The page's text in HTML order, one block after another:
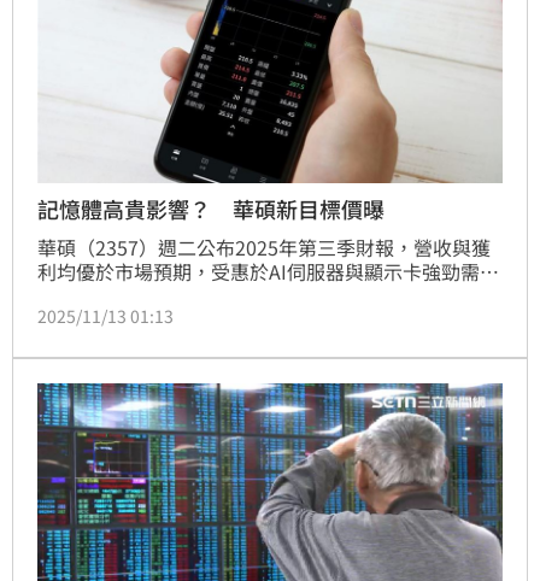
耗大幅低於同等對手。搭載 Snapdragon X2 Elite 處理
器的實際裝置預計將於2026年上半年上市。
記憶體高貴影響？ 華碩新目標價曝
華碩（2357）週二公布2025年第三季財報，營收與獲
利均優於市場預期，受惠於AI伺服器與顯示卡強勁需
伺服器貢獻將成為主要成長動能。
2025/11/13 01:13